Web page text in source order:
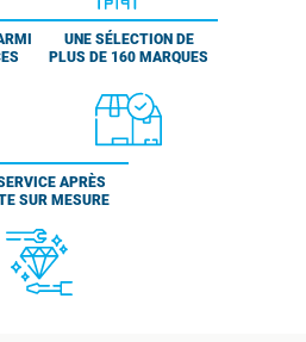
UNE SÉLECTION DE
PLUS DE 160 MARQUES
APRÈS
SUR MESURE